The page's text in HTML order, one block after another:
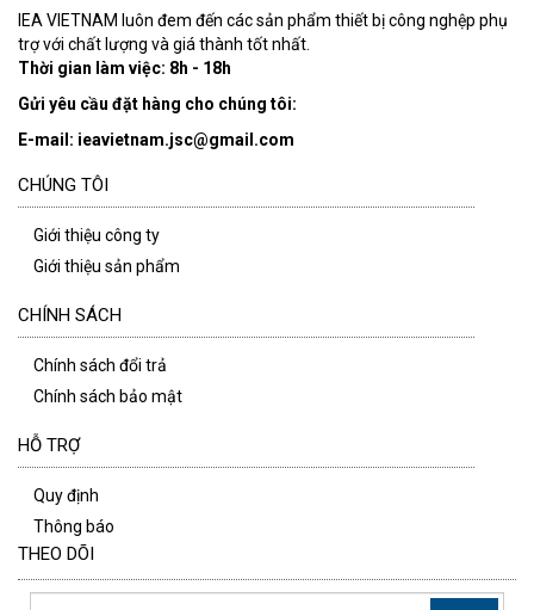
IEA VIETNAM luôn đem đến các sản phẩm thiết bị công nghệp phụ
trợ với chất lượng và giá thành tốt nhất.
Thời gian làm việc: 8h - 18h
Gửi yêu cầu đặt hàng cho chúng tôi:
E-mail: ieavietnam.jsc@gmail.com
CHÚNG TÔI
Giới thiệu công ty
Giới thiệu sản phẩm
CHÍNH SÁCH
Chính sách đổi trả
Chính sách bảo mật
HỖ TRỢ
Quy định
Thông báo
THEO DÕI